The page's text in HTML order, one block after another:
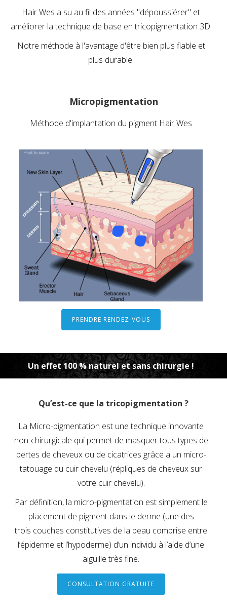
Hair Wes a su au fil des années "dépoussiérer" et
améliorer la technique de base en tricopigmentation 3D.
Notre méthode à l'avantage d'être bien plus fiable et
plus durable.
Micropigmentation
Méthode d'implantation du pigment Hair Wes
PRENDRE RENDEZ-VOUS
Un effet 100 % naturel et sans chirurgie !
Qu’est-ce que la tricopigmentation ?
La Micro-pigmentation est une technique innovante
non-chirurgicale qui permet de masquer tous types de
pertes de cheveux ou de cicatrices grâce a un micro-
tatouage du cuir chevelu (répliques de cheveux sur
votre cuir chevelu).
Par définition, la micro-pigmentation est simplement le
placement de pigment dans le derme (une des
trois couches constitutives de la peau comprise entre
l’épiderme et l’hypoderme) d’un individu à l’aide d’une
aiguille très fine.
CONSULTATION GRATUITE